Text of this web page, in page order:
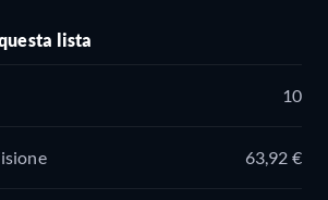
lista
10
63,92 €